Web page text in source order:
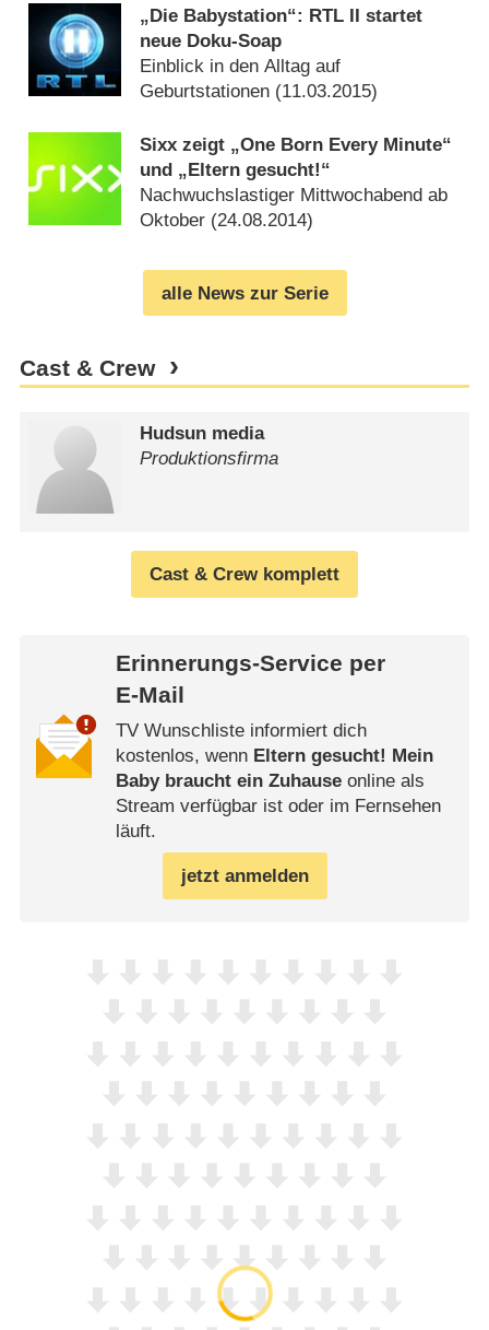
„Die Babystation“: RTL II startet
neue Doku-Soap
Einblick in den Alltag auf
Geburtstationen (11.03.2015)
Sixx zeigt „One Born Every Minute“
und „Eltern gesucht!“
Nachwuchslastiger Mittwochabend ab
Oktober (24.08.2014)
alle News zur Serie
Cast & Crew
Hudsun media
Produktionsfirma
Cast & Crew komplett
Erinnerungs-Service per
E-Mail
TV Wunschliste informiert dich
kostenlos, wenn Eltern gesucht! Mein
Baby braucht ein Zuhauseonline als
Stream verfügbar ist oder im Fernsehen
läuft.
jetzt anmelden